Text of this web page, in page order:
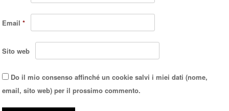
Email*
Sito web
Do il mio consenso affinché un cookie salvi i miei dati (nome,
email, sito web) per il prossimo commento.